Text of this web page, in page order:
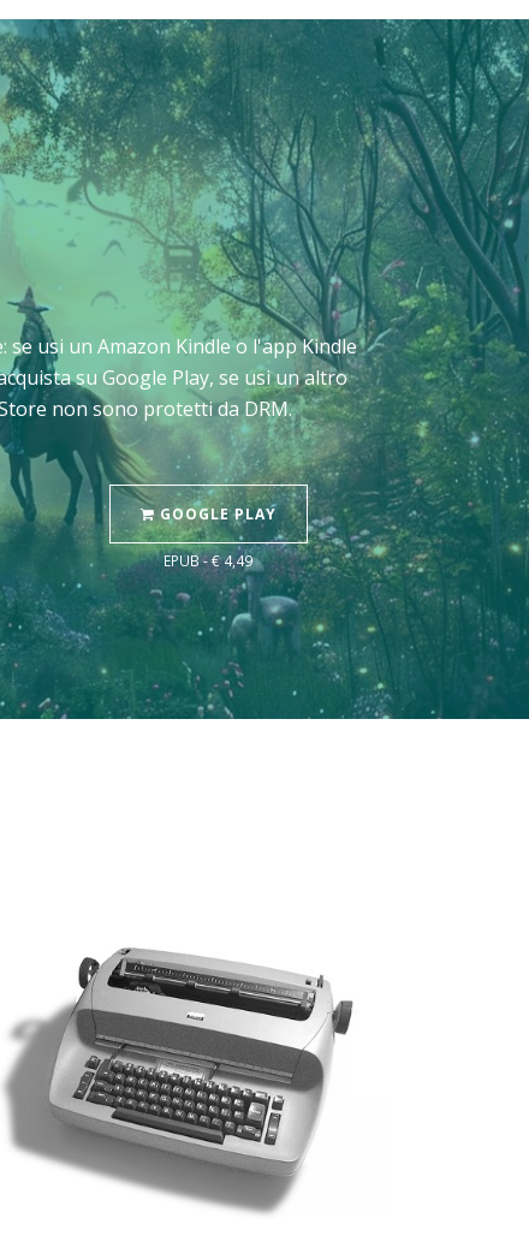
usi un Amazon Kindle o l'app Kindle
su Google Play, se usi un altro
non sono protetti da DRM.
GOOGLE PLAY
EPUB - € 4,49